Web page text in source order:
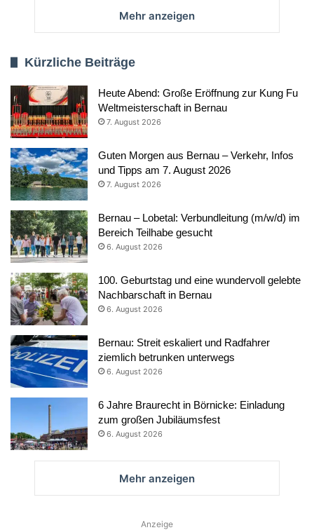
Mehr anzeigen
Kürzliche Beiträge
Heute Abend: Große Eröffnung zur Kung Fu
Weltmeisterschaft in Bernau
7. August 2026
Guten Morgen aus Bernau – Verkehr, Infos
und Tipps am 7. August 2026
7. August 2026
Bernau – Lobetal: Verbundleitung (m/w/d) im
Bereich Teilhabe gesucht
6. August 2026
100. Geburtstag und eine wundervoll gelebte
Nachbarschaft in Bernau
6. August 2026
Bernau: Streit eskaliert und Radfahrer
ziemlich betrunken unterwegs
6. August 2026
6 Jahre Braurecht in Börnicke: Einladung
zum großen Jubiläumsfest
6. August 2026
Mehr anzeigen
Anzeige